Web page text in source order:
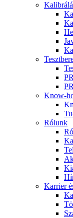
Know-
Rólunk
Karrier